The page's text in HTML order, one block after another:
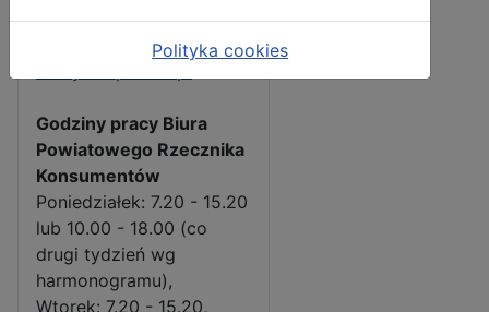
e-mail:
rzecznik.konsumentow@s
Godziny pracy Biura
Powiatowego Rzecznika
Konsumentów
Poniedziałek: 7.20 - 15.20
lub 10.00 - 18.00 (co
drugi tydzień wg
harmonogramu),
Wtorek: 7.20 - 15.20,
Polityka cookies